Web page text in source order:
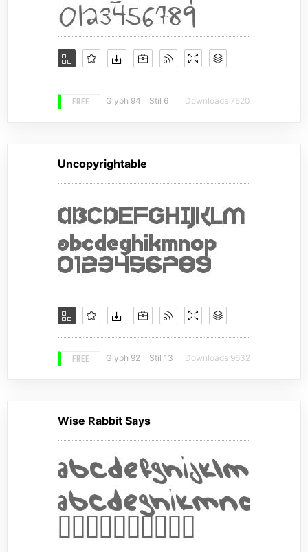
FREE Glyph 94 Stil 6 Downloads 7520
Uncopyrightable
FREE Glyph 92 Stil 13 Downloads 9632
Wise Rabbit Says